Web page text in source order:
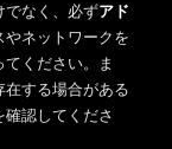
でなく、必ずアド
ネットワークを
ください。ま
する場合がある
認してくださ